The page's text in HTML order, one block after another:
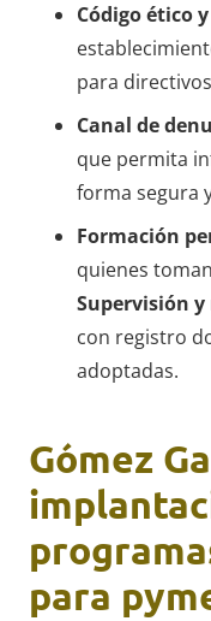
Código ético
para
Canal de
que permita
forma segura
Formación
quienes
Supervisión
con registro
adoptadas.
Gómez
para